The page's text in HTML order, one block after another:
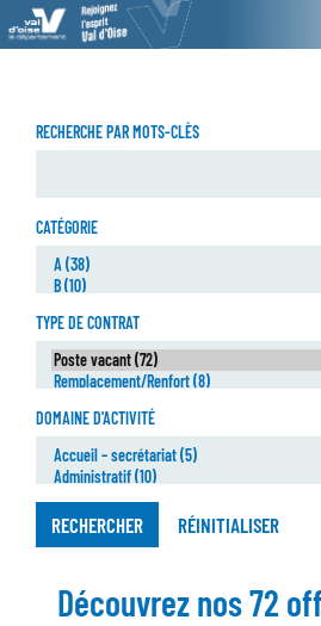
RECHERCHE PAR MOTS-CLÈS
CATÉGORIE
TYPE DE CONTRAT
DOMAINE D'ACTIVITÉ
RECHERCHER RÉINITIALISER
Découvrez nos 72